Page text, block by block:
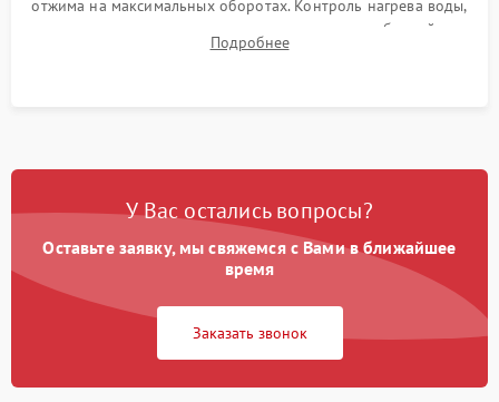
отжима на максимальных оборотах. Контроль нагрева воды,
корректности слива, отсутствия излишних вибраций,
посторонних стуков и протечек под корпусом.
Подробнее
У Вас остались вопросы?
Оставьте заявку, мы свяжемся с Вами в ближайшее
время
Заказать звонок